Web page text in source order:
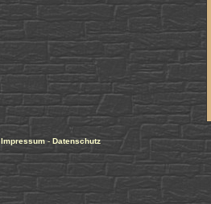
Impressum- Datenschutz